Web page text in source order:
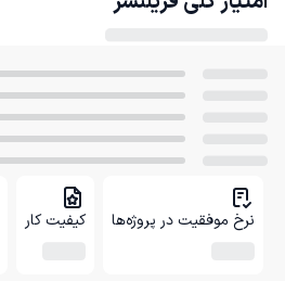
نرخ موفقیت در پروژه‌ها کیفیت کار